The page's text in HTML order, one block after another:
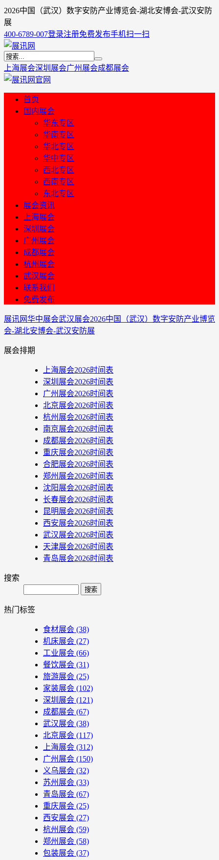
2026中国（武汉）数字安防产业博览会-湖北安博会-武汉安防
展
400-6789-007登录注册免费发布手机扫一扫
上海展会深圳展会广州展会成都展会
首页
国内展会
华东专区
华南专区
华北专区
华中专区
西北专区
西南专区
东北专区
展会资讯
上海展会
深圳展会
广州展会
成都展会
杭州展会
武汉展会
联系我们
免费发布
展讯网华中展会武汉展会2026中国（武汉）数字安防产业博览
会-湖北安博会-武汉安防展
展会排期
上海展会2026时间表
深圳展会2026时间表
广州展会2026时间表
北京展会2026时间表
杭州展会2026时间表
南京展会2026时间表
成都展会2026时间表
重庆展会2026时间表
合肥展会2026时间表
郑州展会2026时间表
沈阳展会2026时间表
长春展会2026时间表
昆明展会2026时间表
西安展会2026时间表
武汉展会2026时间表
天津展会2026时间表
青岛展会2026时间表
搜索
Search
热门标签
食材展会 (38)
机床展会 (27)
工业展会 (66)
餐饮展会 (31)
旅游展会 (25)
家装展会 (102)
深圳展会 (121)
成都展会 (67)
武汉展会 (38)
北京展会 (117)
上海展会 (312)
广州展会 (150)
义乌展会 (32)
苏州展会 (33)
青岛展会 (67)
重庆展会 (25)
西安展会 (27)
杭州展会 (59)
郑州展会 (58)
包装展会 (37)